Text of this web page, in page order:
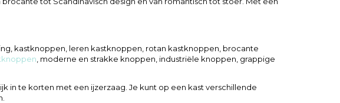
kastknoppen, leren kastknoppen, rotan kastknoppen, brocante
, moderne en strakke knoppen, industriële knoppen, grappige
in te korten met een ijzerzaag. Je kunt op een kast verschillende